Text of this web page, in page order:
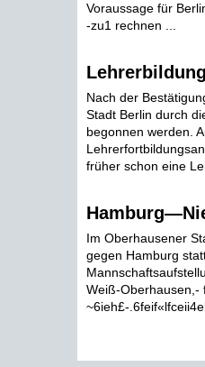
Voraussage für
-zu1 rechnen ...
Lehrerbildung
Nach der
Stadt Berlin durch
begonnen werden.
früher schon eine
Im Oberhausener
gegen Hamburg
Weiß-Oberhausen,-
~6ieh£-